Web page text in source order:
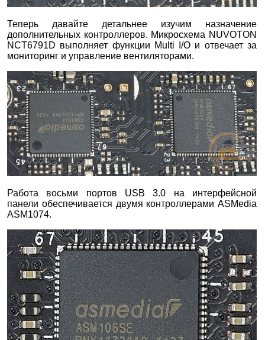
Теперь давайте детальнее изучим назначение
дополнительных контроллеров. Микросхема NUVOTON
NCT6791D выполняет функции Multi I/O и отвечает за
мониторинг и управление вентиляторами.
Работа восьми портов USB 3.0 на интерфейсной
панели обеспечивается двумя контроллерами ASMedia
ASM1074.